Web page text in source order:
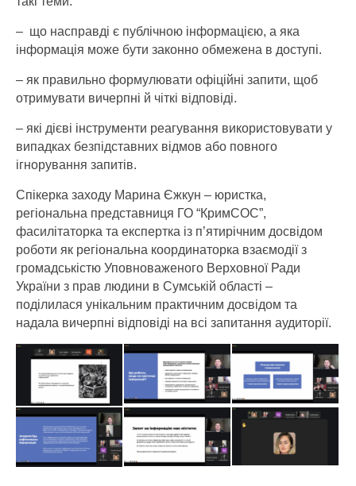
– що насправді є публічною інформацією, а яка
інформація може бути законно обмежена в доступі.
– як правильно формулювати офіційні запити, щоб
отримувати вичерпні й чіткі відповіді.
– які дієві інструменти реагування використовувати у
випадках безпідставних відмов або повного
ігнорування запитів.
Спікерка заходу Марина Єжкун – юристка,
регіональна представниця ГО “КримСОС”,
фасилітаторка та експертка із п’ятирічним досвідом
роботи як регіональна координаторка взаємодії з
громадськістю Уповноваженого Верховної Ради
України з прав людини в Сумській області –
поділилася унікальним практичним досвідом та
надала вичерпні відповіді на всі запитання аудиторії.